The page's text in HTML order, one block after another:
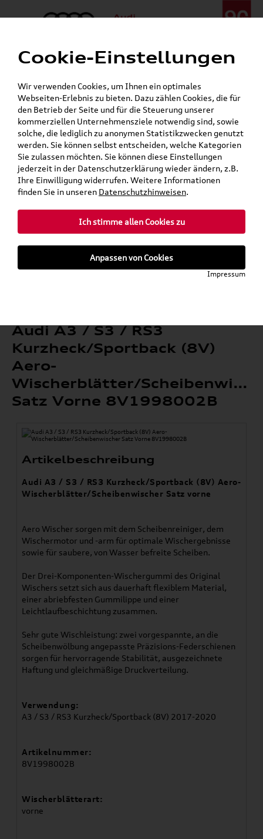
Menü
24h-Pannenhilfe:+49 (0)171 / 870 72 87
Gerade geschlossen
Verkauf:
Mo. - Fr. 08:00 - 19:00 Uhr Sa. 09:00 - 13:00 Uhr
Service:Mo. - Fr. 06:00 - 20:00 Uhr Sa. 08:00 - 13:00 Uhr
teilen Twitter Instagram WhatsApp E-Mail
» »
»
Audi A3 / S3 / RS3 Kurzheck/Sportback (8V)
Audi A3 / S3 / RS3
Kurzheck/Sportback (8V)
Aero-
Wischerblätter/
Satz Vorne 8V1998002B
Artikelbeschreibung
Audi A3 / S3 / RS3 Kurzheck/Sportback (8V) Aero-
Wischerblätter/Scheibenwischer Satz vorne
Aero Wischer sorgen mit dem Scheibenreiniger, dem
Wischermotor und -arm für optimale Wischergebnisse
sowie für saubere, von Wasser befreite Scheiben.
Der Drei-Komponenten-Wischergummi des Original
Wischers setzt sich aus dauerhaft flexiblem Material,
einer abriebfesten Gummilippe und einer
Leichtlaufbeschichtung zusammen.
Sehr gute Wischleistung: zwei vorgespannte, an die
Scheibenwölbung angepasste Präzisions-Federschienen
sorgen für hervorragende Stabilität, ausgezeichnete
Haftung und gleichmäßige Druckverteilung.
Verwendung:
A3 / S3 / RS3 Kurzheck/Sportback (8V) 2017-2020
Artikelnummer:
8V1998002B
Wischerblätterart:
vorne
Cookie-Einstellungen
Wir verwenden Cookies, um Ihnen ein optimales
Webseiten-Erlebnis zu bieten. Dazu zählen Cookies, die für
den Betrieb der Seite und für die Steuerung unserer
kommerziellen Unternehmensziele notwendig sind, sowie
solche, die lediglich zu anonymen Statistikzwecken genutzt
werden. Sie können selbst entscheiden, welche Kategorien
Sie zulassen möchten. Sie können diese Einstellungen
jederzeit in der Datenschutzerklärung wieder ändern, z.B.
Ihre Einwilligung widerrufen. Weitere Informationen
finden Sie in unseren Datenschutzhinweisen.
Ich stimme allen Cookies zu
Anpassen von Cookies
Impressum